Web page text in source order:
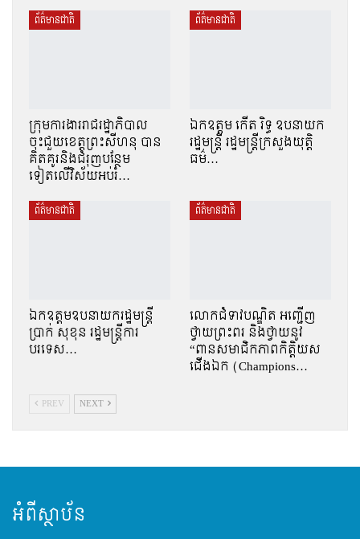
ព័ត៌មានជាតិ
ក្រុមការងាររាជរដ្ឋាភិបាល
ចុះជួយខេត្តព្រះសីហនុ បាន
គិតគូរនិងជំរុញបន្ថែម
ទៀតលើវិស័យអប់រំ…
ព័ត៌មានជាតិ
ឯកឧត្តម កើត រិទ្ធ ឧបនាយក
រដ្ឋមន្ត្រី រដ្ឋមន្ត្រីក្រសួងយុត្តិ
ធម៌…
ព័ត៌មានជាតិ
ឯកឧត្តមឧបនាយករដ្ឋមន្រ្តី
ប្រាក់ សុខុន រដ្ឋមន្រ្តីការ
បរទេស…
ព័ត៌មានជាតិ
លោកជំទាវបណ្ឌិត អញ្ជើញ
ថ្វាយព្រះពរ និងថ្វាយនូវ
“ពានសមាជិកភាពកិត្តិយស
ជើងឯក (Champions…
PREV NEXT
អំពីស្ថាប័ន